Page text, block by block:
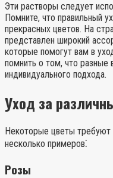
Эти растворы следует
Помните, что правильный
прекрасных цветов. На
представлен широкий
которые помогут вам в
помнить о том, что разные
индивидуального подхода.
Уход за
Некоторые цветы
несколько примеров⁚
Розы